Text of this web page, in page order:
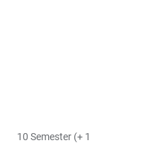
10 Semester (+ 1